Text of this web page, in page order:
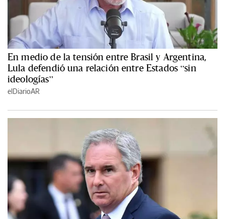
En medio de la tensión entre Brasil y Argentina,
Lula defendió una relación entre Estados “sin
ideologías”
elDiarioAR